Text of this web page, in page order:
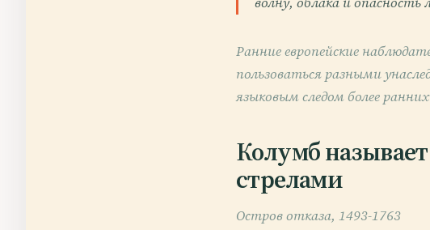
Ранние европейские
пользоваться разными
языковым следом более
Колумб называет
стрелами
Остров отказа, 1493-1763